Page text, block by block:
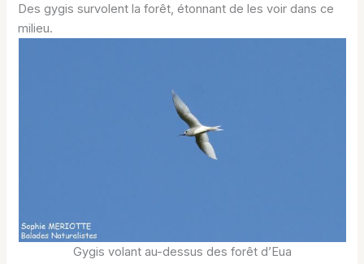
Des gygis survolent la forêt, étonnant de les voir dans ce
milieu.
Gygis volant au-dessus des forêt d’Eua